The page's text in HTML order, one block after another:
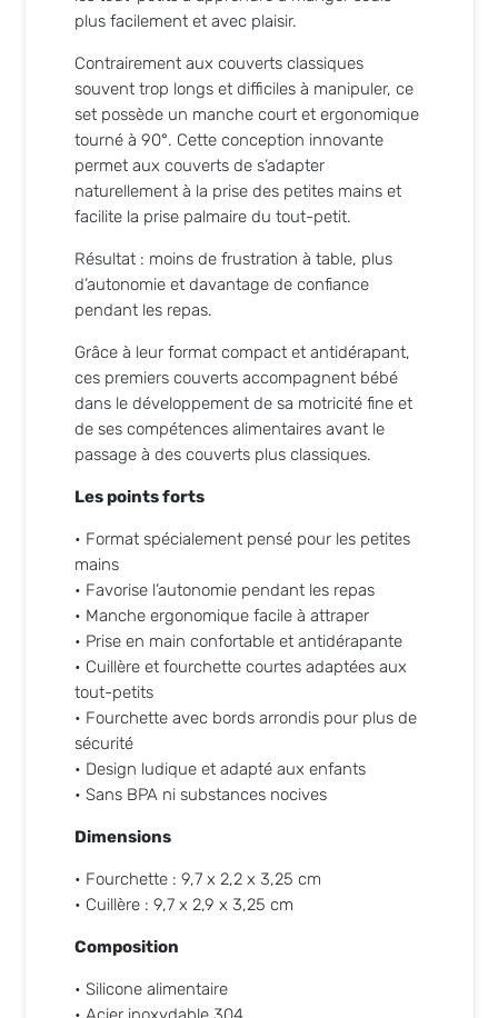
plus facilement et avec plaisir.
Contrairement aux couverts classiques
souvent trop longs et difficiles à manipuler, ce
set possède un manche court et ergonomique
tourné à 90°. Cette conception innovante
permet aux couverts de s’adapter
naturellement à la prise des petites mains et
facilite la prise palmaire du tout-petit.
Résultat : moins de frustration à table, plus
d’autonomie et davantage de confiance
pendant les repas.
Grâce à leur format compact et antidérapant,
ces premiers couverts accompagnent bébé
dans le développement de sa motricité fine et
de ses compétences alimentaires avant le
passage à des couverts plus classiques.
Les points forts
• Format spécialement pensé pour les petites
mains
• Favorise l’autonomie pendant les repas
• Manche ergonomique facile à attraper
• Prise en main confortable et antidérapante
• Cuillère et fourchette courtes adaptées aux
tout-petits
• Fourchette avec bords arrondis pour plus de
sécurité
• Design ludique et adapté aux enfants
• Sans BPA ni substances nocives
Dimensions
• Fourchette : 9,7 x 2,2 x 3,25 cm
• Cuillère : 9,7 x 2,9 x 3,25 cm
Composition
• Silicone alimentaire